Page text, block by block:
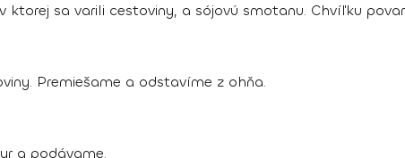
ktorej sa varili cestoviny, a sójovú smotanu. Chvíľku
Premiešame a odstavíme z ohňa.
a podávame.